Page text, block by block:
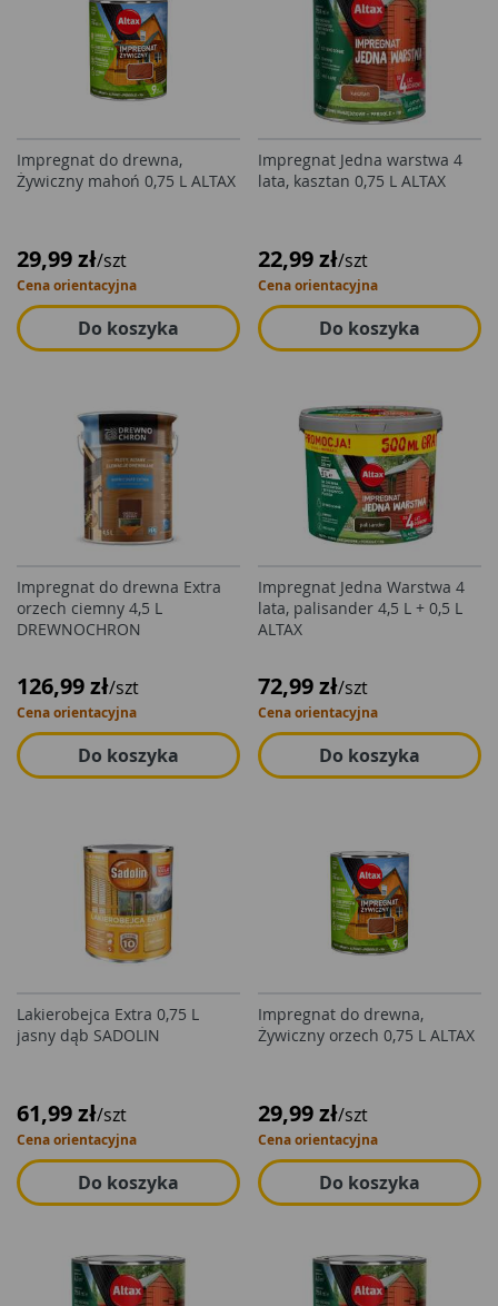
Impregnat do drewna,
Żywiczny mahoń 0,75 L ALTAX
29,99 zł/szt
Cena orientacyjna
Do koszyka
Impregnat Jedna warstwa 4
lata, kasztan 0,75 L ALTAX
22,99 zł/szt
Cena orientacyjna
Do koszyka
Impregnat do drewna Extra
orzech ciemny 4,5 L
DREWNOCHRON
126,99 zł/szt
Cena orientacyjna
Do koszyka
Impregnat Jedna Warstwa 4
lata, palisander 4,5 L + 0,5 L
ALTAX
72,99 zł/szt
Cena orientacyjna
Do koszyka
Lakierobejca Extra 0,75 L
jasny dąb SADOLIN
61,99 zł/szt
Cena orientacyjna
Do koszyka
Impregnat do drewna,
Żywiczny orzech 0,75 L ALTAX
29,99 zł/szt
Cena orientacyjna
Do koszyka